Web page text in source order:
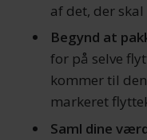
af det, der
Begynd at
for på selve
kommer til
markeret
Saml dine